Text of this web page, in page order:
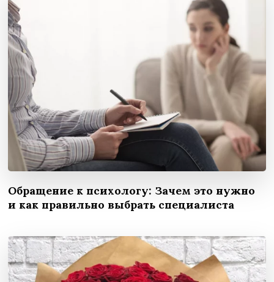
Обращение к психологу: Зачем это нужно
и как правильно выбрать специалиста